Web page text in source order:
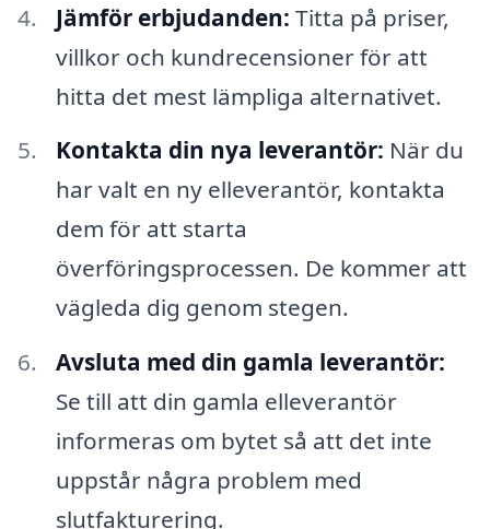
Jämför erbjudanden: Titta på priser,
villkor och kundrecensioner för att
hitta det mest lämpliga alternativet.
Kontakta din nya leverantör: När du
har valt en ny elleverantör, kontakta
dem för att starta
överföringsprocessen. De kommer att
vägleda dig genom stegen.
Avsluta med din gamla leverantör:
Se till att din gamla elleverantör
informeras om bytet så att det inte
uppstår några problem med
slutfakturering.